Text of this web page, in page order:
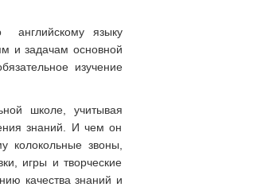
английскому языку
и задачам основной
изучение
школе, учитывая
знаний. И чем он
колокольные звоны,
игры и творческие
качества знаний и